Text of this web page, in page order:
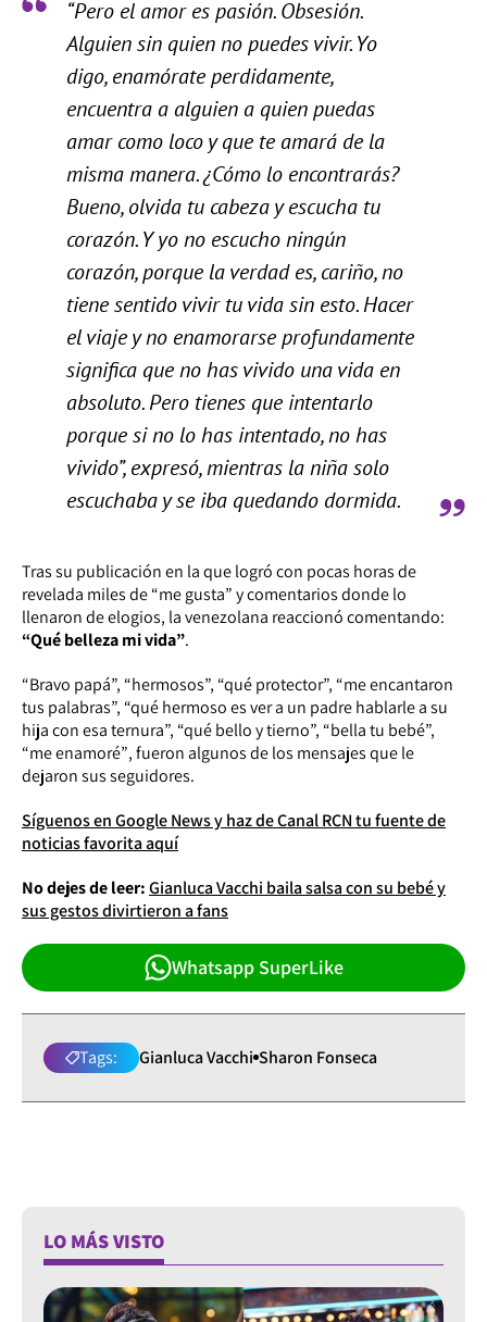
“Pero el amor es pasión. Obsesión.
Alguien sin quien no puedes vivir. Yo
digo, enamórate perdidamente,
encuentra a alguien a quien puedas
amar como loco y que te amará de la
misma manera. ¿Cómo lo encontrarás?
Bueno, olvida tu cabeza y escucha tu
corazón. Y yo no escucho ningún
corazón, porque la verdad es, cariño, no
tiene sentido vivir tu vida sin esto. Hacer
el viaje y no enamorarse profundamente
significa que no has vivido una vida en
absoluto. Pero tienes que intentarlo
porque si no lo has intentado, no has
vivido”, expresó, mientras la niña solo
escuchaba y se iba quedando dormida.
Tras su publicación en la que logró con pocas horas de
revelada miles de “me gusta” y comentarios donde lo
llenaron de elogios, la venezolana reaccionó comentando:
“Qué belleza mi vida”.
“Bravo papá”, “hermosos”, “qué protector”, “me encantaron
tus palabras”, “qué hermoso es ver a un padre hablarle a su
hija con esa ternura”, “qué bello y tierno”, “bella tu bebé”,
“me enamoré”, fueron algunos de los mensajes que le
dejaron sus seguidores.
Síguenos en Google News y haz de Canal RCN tu fuente de
noticias favorita aquí
No dejes de leer:Gianluca Vacchi baila salsa con su bebé y
sus gestos divirtieron a fans
Whatsapp SuperLike
Tags: Gianluca Vacchi Sharon Fonseca
LO MÁS VISTO